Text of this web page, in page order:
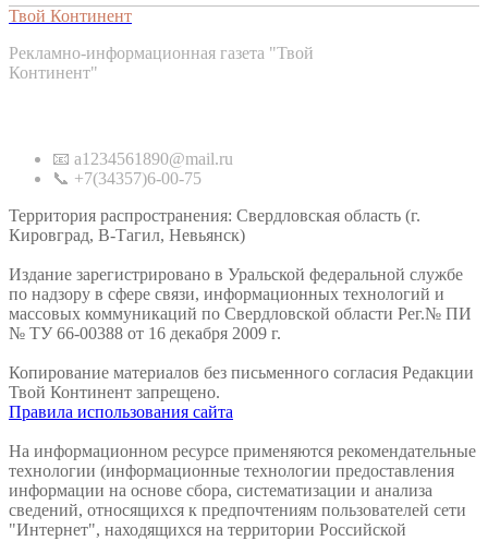
Твой Континент
Рекламно-информационная газета "Твой
Континент"
📧 a1234561890@mail.ru
📞 +7(34357)6-00-75
Территория распространения: Свердловская область (г.
Кировград, В-Тагил, Невьянск)
Издание зарегистрировано в Уральской федеральной службе
по надзору в сфере связи, информационных технологий и
массовых коммуникаций по Свердловской области Рег.№ ПИ
№ ТУ 66-00388 от 16 декабря 2009 г.
Копирование материалов без письменного согласия Редакции
Твой Континент запрещено.
Правила использования сайта
На информационном ресурсе применяются рекомендательные
технологии (информационные технологии предоставления
информации на основе сбора, систематизации и анализа
сведений, относящихся к предпочтениям пользователей сети
"Интернет", находящихся на территории Российской